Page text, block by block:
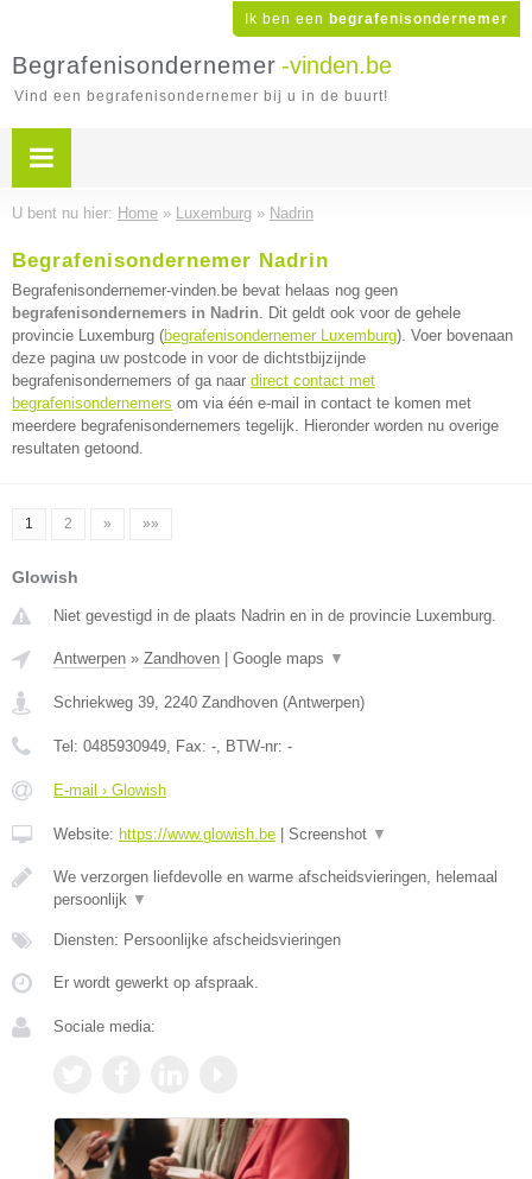
Ik ben een begrafenisondernemer
Begrafenisondernemer -vinden.be
Vind een begrafenisondernemer bij u in de buurt!
U bent nu hier: Home » Luxemburg » Nadrin
Begrafenisondernemer Nadrin
Begrafenisondernemer-vinden.be bevat helaas nog geen
begrafenisondernemers in Nadrin. Dit geldt ook voor de gehele
provincie Luxemburg (begrafenisondernemer Luxemburg). Voer bovenaan
deze pagina uw postcode in voor de dichtstbijzijnde
begrafenisondernemers of ga naar direct contact met
begrafenisondernemers om via één e-mail in contact te komen met
meerdere begrafenisondernemers tegelijk. Hieronder worden nu overige
resultaten getoond.
1 2 » »»
Glowish
Niet gevestigd in de plaats Nadrin en in de provincie Luxemburg.
Antwerpen » Zandhoven Google maps ▼
Schriekweg 39, 2240 Zandhoven (Antwerpen)
Tel: 0485930949, Fax: -, BTW-nr: -
E-mail › Glowish
Website: https://www.glowish.be Screenshot ▼
We verzorgen liefdevolle en warme afscheidsvieringen, helemaal
persoonlijk ▼
Diensten: Persoonlijke afscheidsvieringen
Er wordt gewerkt op afspraak.
Sociale media: